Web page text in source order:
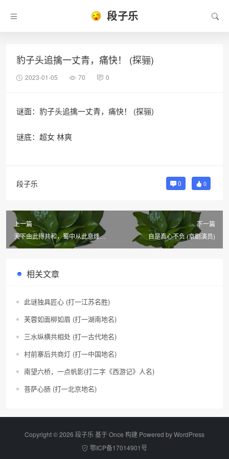
段子乐
豹子头追擒一丈青，痛快！ (探骊)
2023-01-05 70 0
谜面：豹子头追擒一丈青，痛快！ (探骊)
谜底：超女 林爽
段子乐 0 0
上一篇
天下由此得共和，蜀中从此息烽火
(动物)
下一篇
自是真心不负 (京剧演员)
相关文章
此谜独具匠心 (打一江苏名胜)
芙蓉如面柳如眉 (打一湖南地名)
三水纵横共相处 (打一古代地名)
村前寨后共商灯 (打一中国地名)
南望六桥，一点帆影(打二字《西游记》人名)
菩萨心肠 (打一北京地名)
Copyright © 2026 段子乐 基于 Once 构建 Powered byWordPress
鄂ICP备17014901号